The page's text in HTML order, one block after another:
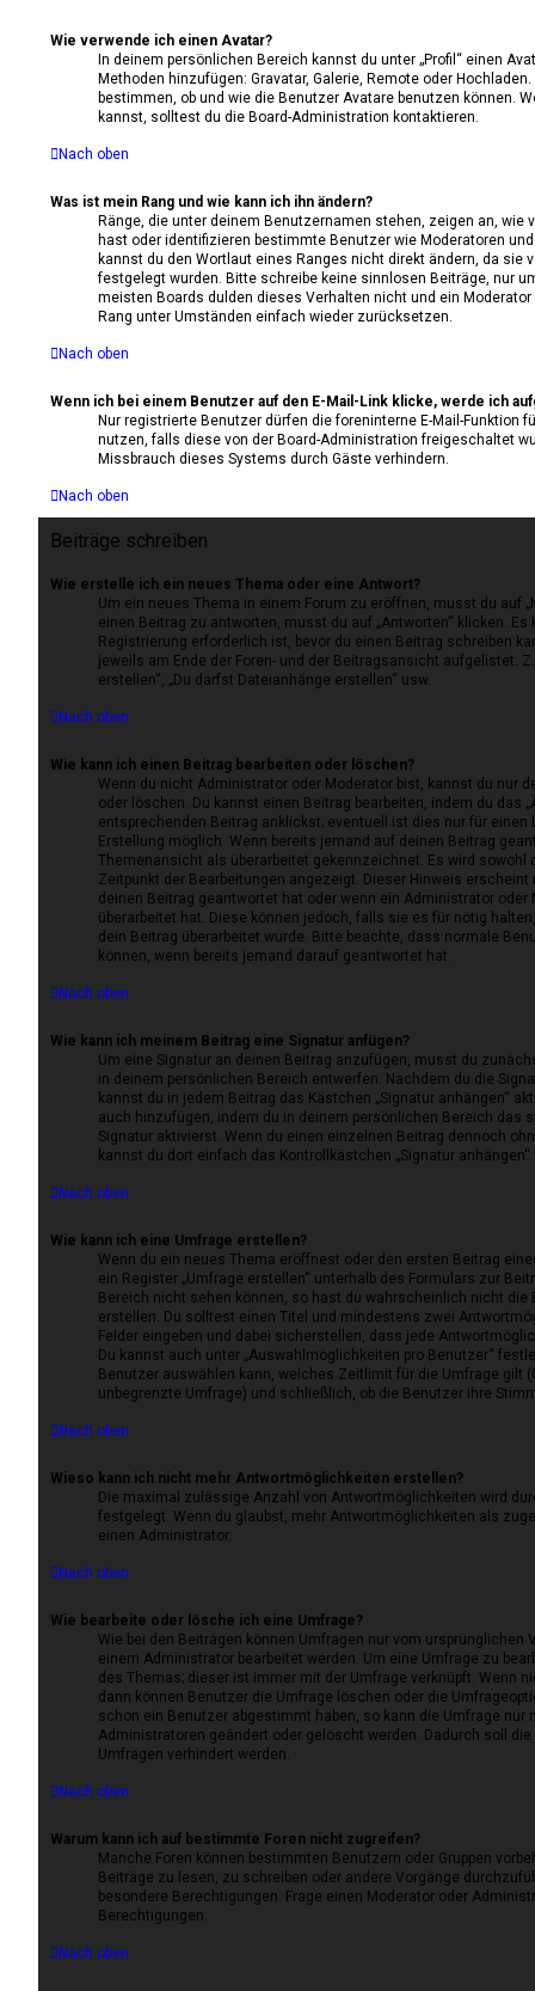
Wie verwende ich einen Avatar?
In deinem persönlichen Bereich kannst du unter „Profil“ einen
Methoden hinzufügen: Gravatar, Galerie, Remote oder
bestimmen, ob und wie die Benutzer Avatare benutzen können.
kannst, solltest du die Board-Administration kontaktieren.
Nach oben
Was ist mein Rang und wie kann ich ihn ändern?
Ränge, die unter deinem Benutzernamen stehen, zeigen an, wie
hast oder identifizieren bestimmte Benutzer wie Moderatoren
kannst du den Wortlaut eines Ranges nicht direkt ändern, da sie
festgelegt wurden. Bitte schreibe keine sinnlosen Beiträge, nur
meisten Boards dulden dieses Verhalten nicht und ein
Rang unter Umständen einfach wieder zurücksetzen.
Nach oben
Wenn ich bei einem Benutzer auf den E-Mail-Link klicke, werde ich
Nur registrierte Benutzer dürfen die foreninterne E-Mail-Funktion
nutzen, falls diese von der Board-Administration freigeschaltet
Missbrauch dieses Systems durch Gäste verhindern.
Nach oben
Beiträge schreiben
Wie erstelle ich ein neues Thema oder eine Antwort?
Um ein neues Thema in einem Forum zu eröffnen, musst du auf
einen Beitrag zu antworten, musst du auf „Antworten“ klicken.
Registrierung erforderlich ist, bevor du einen Beitrag schreiben
jeweils am Ende der Foren- und der Beitragsansicht aufgelistet.
erstellen“, „Du darfst Dateianhänge erstellen“ usw.
Nach oben
Wie kann ich einen Beitrag bearbeiten oder löschen?
Wenn du nicht Administrator oder Moderator bist, kannst du nur
oder löschen. Du kannst einen Beitrag bearbeiten, indem du das
entsprechenden Beitrag anklickst; eventuell ist dies nur für
Erstellung möglich. Wenn bereits jemand auf deinen Beitrag
Themenansicht als überarbeitet gekennzeichnet. Es wird sowohl
Zeitpunkt der Bearbeitungen angezeigt. Dieser Hinweis
deinen Beitrag geantwortet hat oder wenn ein Administrator oder
überarbeitet hat. Diese können jedoch, falls sie es für nötig
dein Beitrag überarbeitet wurde. Bitte beachte, dass normale
können, wenn bereits jemand darauf geantwortet hat.
Nach oben
Wie kann ich meinem Beitrag eine Signatur anfügen?
Um eine Signatur an deinen Beitrag anzufügen, musst du
in deinem persönlichen Bereich entwerfen. Nachdem du die
kannst du in jedem Beitrag das Kästchen „Signatur anhängen“
auch hinzufügen, indem du in deinem persönlichen Bereich das
Signatur aktivierst. Wenn du einen einzelnen Beitrag dennoch
kannst du dort einfach das Kontrollkästchen „Signatur
Nach oben
Wie kann ich eine Umfrage erstellen?
Wenn du ein neues Thema eröffnest oder den ersten Beitrag
ein Register „Umfrage erstellen“ unterhalb des Formulars zur
Bereich nicht sehen können, so hast du wahrscheinlich nicht die
erstellen. Du solltest einen Titel und mindestens zwei
Felder eingeben und dabei sicherstellen, dass jede
Du kannst auch unter „Auswahlmöglichkeiten pro Benutzer“
Benutzer auswählen kann, welches Zeitlimit für die Umfrage gilt
unbegrenzte Umfrage) und schließlich, ob die Benutzer ihre
Nach oben
Wieso kann ich nicht mehr Antwortmöglichkeiten erstellen?
Die maximal zulässige Anzahl von Antwortmöglichkeiten wird
festgelegt. Wenn du glaubst, mehr Antwortmöglichkeiten als
einen Administrator.
Nach oben
Wie bearbeite oder lösche ich eine Umfrage?
Wie bei den Beiträgen können Umfragen nur vom ursprünglichen
einem Administrator bearbeitet werden. Um eine Umfrage zu
des Themas; dieser ist immer mit der Umfrage verknüpft. Wenn
dann können Benutzer die Umfrage löschen oder die
schon ein Benutzer abgestimmt haben, so kann die Umfrage nur
Administratoren geändert oder gelöscht werden. Dadurch soll
Umfragen verhindert werden.
Nach oben
Warum kann ich auf bestimmte Foren nicht zugreifen?
Manche Foren können bestimmten Benutzern oder Gruppen
Beiträge zu lesen, zu schreiben oder andere Vorgänge
besondere Berechtigungen. Frage einen Moderator oder
Berechtigungen.
Nach oben